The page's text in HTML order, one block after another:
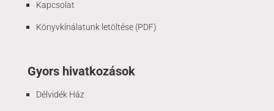
Kapcsolat
Könyvkínálatunk letöltése (PDF)
Gyors hivatkozások
Délvidék Ház